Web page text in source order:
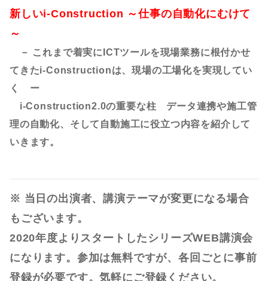
新しいi-Construction ～仕事の自動化にむけて
～
－ これまで着実にICTツールを現場業務に根付かせ
てきたi-Constructionは、現場の工場化を実現してい
く ー
i-Construction2.0の重要な柱 データ連携や施工管
理の自動化、そして自動施工に役立つ内容を紹介して
いきます。
※ 当日の出演者、講演テーマが変更になる場合
もございます。
2020年度よりスタートしたシリーズWEB講演会
になります。参加は無料ですが、各回ごとに事前
登録が必要です。気軽にご登録ください。